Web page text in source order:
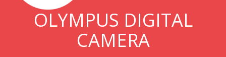
OLYMPUS DIGITAL
CAMERA